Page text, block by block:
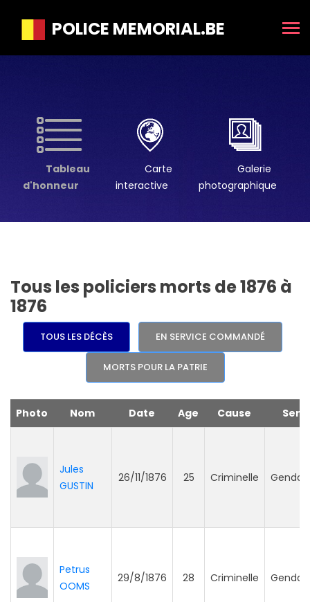
POLICE MEMORIAL.BE
Tableau
d'honneur
Carte
interactive
Galerie
photographique
Tous les policiers morts de 1876 à
1876
TOUS LES DÉCÈS EN SERVICE COMMANDÉ
MORTS POUR LA PATRIE
Photo Nom Date Age Cause
Jules
GUSTIN
26/11/1876 25 Criminelle
Petrus
OOMS
29/8/1876 28 Criminelle